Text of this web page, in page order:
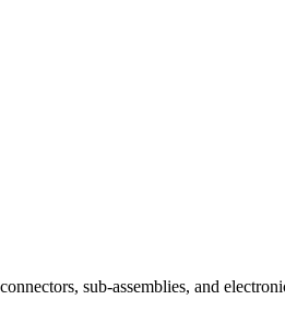
sub-assemblies, and